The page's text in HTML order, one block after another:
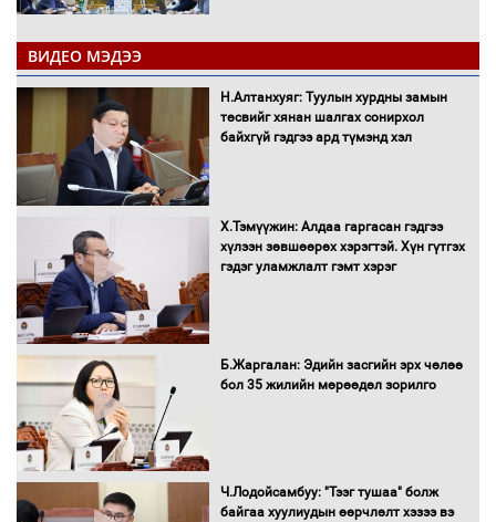
Н.Номтойбаяр: Орон нутаг хөгжихөд
чөдөр болж буй хууль, эрхзүйн орчныг
шинэчилнэ
чиглэлийн төмөр замыг ашиглалтад
оруулахаар бэлтгэж байна
асаалаа
салбарын бодлого, хууль тогтоомжид
тусган бодит шийдэлд хүргэхийн
ВИДЕО МЭДЭЭ
Н.Алтанхуяг: Туулын хурдны замын
төсвийг хянан шалгах сонирхол
байхгүй гэдгээ ард түмэнд хэл
Х.Тэмүүжин: Алдаа гаргасан гэдгээ
хүлээн зөвшөөрөх хэрэгтэй. Хүн гүтгэх
гэдэг уламжлалт гэмт хэрэг
Б.Жаргалан: Эдийн засгийн эрх чөлөө
бол 35 жилийн мөрөөдөл зорилго
Ч.Лодойсамбуу: "Тээг тушаа" болж
байгаа хуулиудын өөрчлөлт хэзээ вэ